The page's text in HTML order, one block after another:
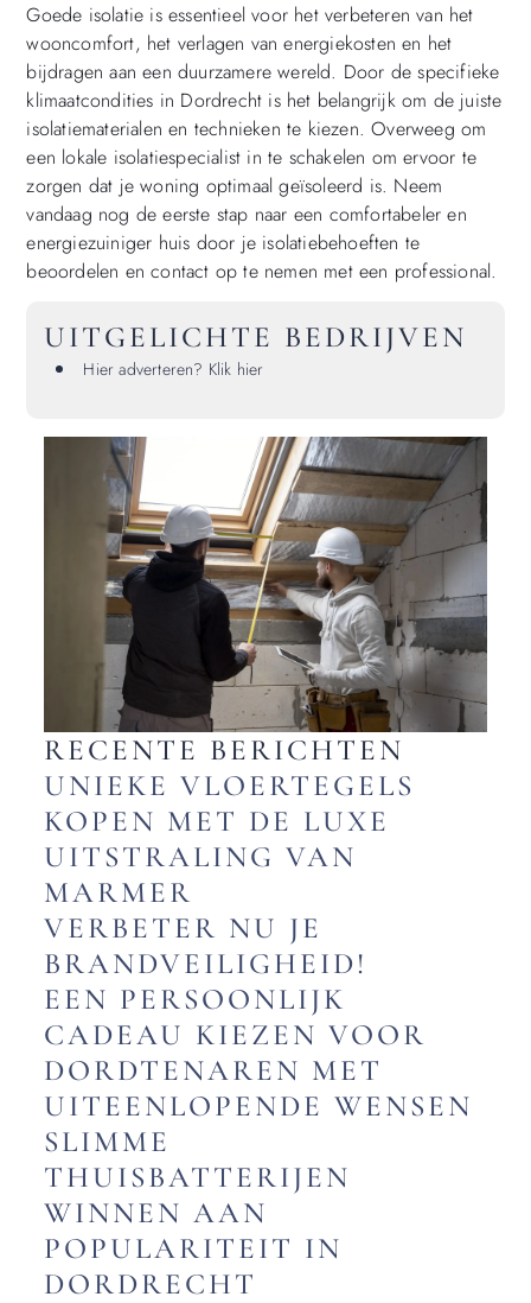
Goede isolatie is essentieel voor het verbeteren van het
wooncomfort, het verlagen van energiekosten en het
bijdragen aan een duurzamere wereld. Door de specifieke
klimaatcondities in Dordrecht is het belangrijk om de juiste
isolatiematerialen en technieken te kiezen. Overweeg om
een lokale isolatiespecialist in te schakelen om ervoor te
zorgen dat je woning optimaal geïsoleerd is. Neem
vandaag nog de eerste stap naar een comfortabeler en
energiezuiniger huis door je isolatiebehoeften te
beoordelen en contact op te nemen met een professional.
UITGELICHTE BEDRIJVEN
Hier adverteren? Klik hier
RECENTE BERICHTEN
UNIEKE VLOERTEGELS
KOPEN MET DE LUXE
UITSTRALING VAN
MARMER
VERBETER NU JE
BRANDVEILIGHEID!
EEN PERSOONLIJK
CADEAU KIEZEN VOOR
DORDTENAREN MET
UITEENLOPENDE WENSEN
SLIMME
THUISBATTERIJEN
WINNEN AAN
POPULARITEIT IN
DORDRECHT